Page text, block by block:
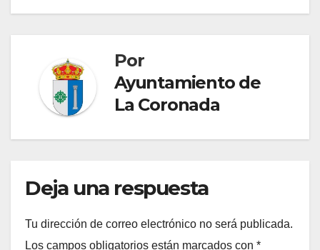
entradas
Por
Ayuntamiento de
La Coronada
Deja una respuesta
Tu dirección de correo electrónico no será publicada.
Los campos obligatorios están marcados con *